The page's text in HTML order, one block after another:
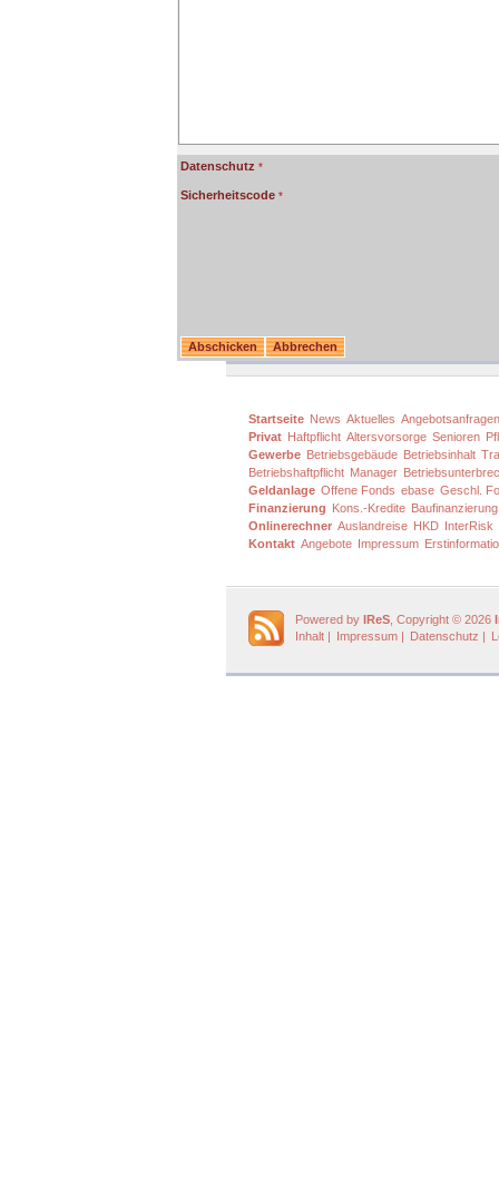
Datenschutz
Sicherheitscode
Startseite News Aktuelles Angebotsanfragen
Privat Haftpflicht Altersvorsorge Senioren
Gewerbe Betriebsgebäude Betriebsinhalt
Betriebshaftpflicht Manager
Geldanlage Offene Fonds ebase Geschl.
Finanzierung Kons.-Kredite Baufinanzierung
Onlinerechner Auslandreise HKD InterRisk
Kontakt Angebote Impressum
Powered by IReS, Copyright © 2026
Inhalt| Impressum| Datenschutz |